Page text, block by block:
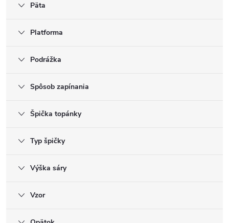
Päta
Platforma
Podrážka
Spôsob zapínania
Špička topánky
Typ špičky
Výška sáry
Vzor